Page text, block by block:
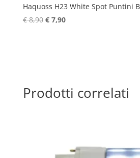
Haquoss H23 White Spot Puntini
€8,90 Il
€7,90Il
Prodotti correlati